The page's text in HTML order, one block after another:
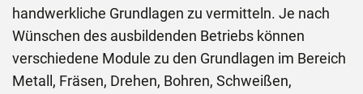
handwerkliche Grundlagen zu vermitteln. Je nach
Wünschen des ausbildenden Betriebs können
verschiedene Module zu den Grundlagen im Bereich
Metall, Fräsen, Drehen, Bohren, Schweißen,